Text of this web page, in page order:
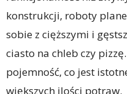
konstrukcji, roboty
sobie z cięższymi i
ciasto na chleb czy
pojemność, co jest
większych ilości potraw.